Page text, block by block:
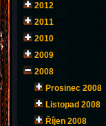
2012
2011
2010
2009
2008
Prosinec 2008
Listopad 2008
Říjen 2008